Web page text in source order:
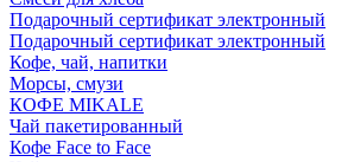
Подарочный сертификат электронный
Подарочный сертификат электронный
Кофе, чай, напитки
Морсы, смузи
КОФЕ MIKALE
Чай пакетированный
Кофе Face to Face